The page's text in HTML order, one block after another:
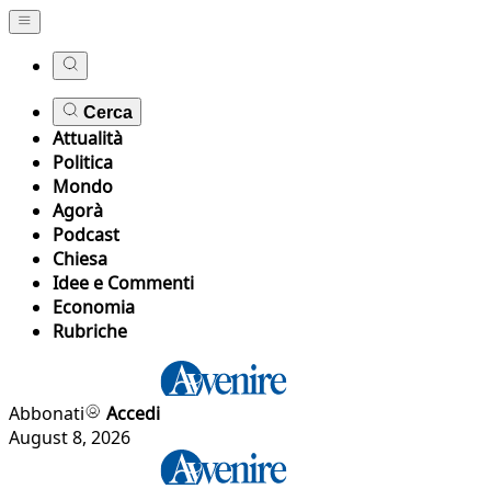
Cerca
Attualità
Politica
Mondo
Agorà
Podcast
Chiesa
Idee e Commenti
Economia
Rubriche
Abbonati
Accedi
August 8, 2026